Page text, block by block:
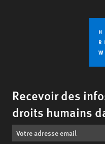
Recevoir des
droits humains